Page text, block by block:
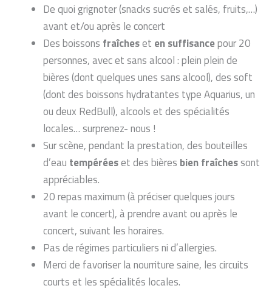
De quoi grignoter (snacks sucrés et salés, fruits,…)
avant et/ou après le concert
Des boissons fraîcheset en suffisancepour 20
personnes, avec et sans alcool : plein plein de
bières (dont quelques unes sans alcool), des soft
(dont des boissons hydratantes type Aquarius, un
ou deux RedBull), alcools et des spécialités
locales… surprenez- nous !
Sur scène, pendant la prestation, des bouteilles
d’eau tempéréeset des bières bien fraîchessont
appréciables.
20 repas maximum (à préciser quelques jours
avant le concert), à prendre avant ou après le
concert, suivant les horaires.
Pas de régimes particuliers ni d’allergies.
Merci de favoriser la nourriture saine, les circuits
courts et les spécialités locales.